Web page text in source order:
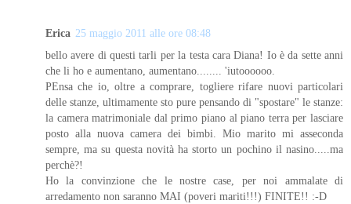
Erica 25 maggio 2011 alle ore 08:48
bello avere di questi tarli per la testa cara Diana! Io è da sette anni
che li ho e aumentano, aumentano........ 'iutoooooo.
PEnsa che io, oltre a comprare, togliere rifare nuovi particolari
delle stanze, ultimamente sto pure pensando di "spostare" le stanze:
la camera matrimoniale dal primo piano al piano terra per lasciare
posto alla nuova camera dei bimbi. Mio marito mi asseconda
sempre, ma su questa novità ha storto un pochino il nasino.....ma
perchè?!
Ho la convinzione che le nostre case, per noi ammalate di
arredamento non saranno MAI (poveri mariti!!!) FINITE!! :-D